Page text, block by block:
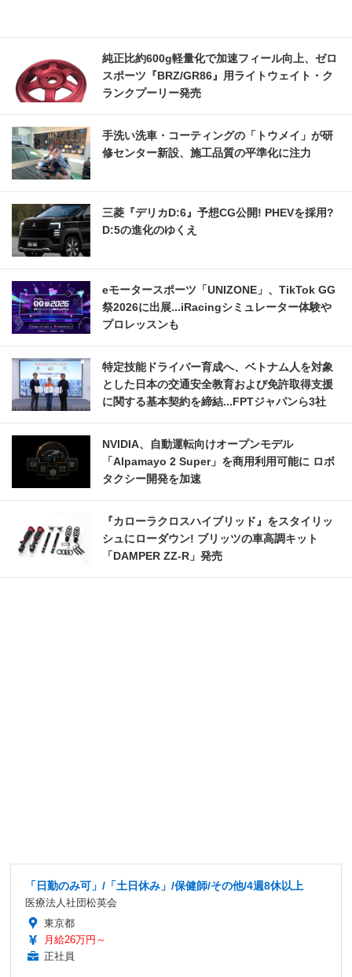
純正比約600g軽量化で加速フィール向上、ゼロ
スポーツ『BRZ/GR86』用ライトウェイト・ク
ランクプーリー発売
手洗い洗車・コーティングの「トウメイ」が研
修センター新設、施工品質の平準化に注力
三菱『デリカD:6』予想CG公開! PHEVを採用?
D:5の進化のゆくえ
eモータースポーツ「UNIZONE」、TikTok GG
祭2026に出展...iRacingシミュレーター体験や
プロレッスンも
特定技能ドライバー育成へ、ベトナム人を対象
とした日本の交通安全教育および免許取得支援
に関する基本契約を締結...FPTジャパンら3社
NVIDIA、自動運転向けオープンモデル
「Alpamayo 2 Super」を商用利用可能に ロボ
タクシー開発を加速
『カローラクロスハイブリッド』をスタイリッ
シュにローダウン! ブリッツの車高調キット
「DAMPER ZZ-R」発売
「日勤のみ可」/「土日休み」/保健師/その他/4週8休以上
医療法人社団松英会
東京都
月給26万円～
正社員